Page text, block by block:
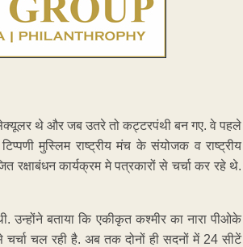
सेक्यूलर थे और जब उतरे तो कट्टरपंथी बन गए. वे पहले
मुस्लिम राष्ट्रीय मंच के संयोजक व राष्ट्रीय
रक्षाबंधन कार्यक्रम मे पत्रकारों से चर्चा कर रहे थे.
उन्होंने बताया कि एकीकृत कश्मीर का नारा पीओके
चल रही है. अब तक दोनों ही सदनों में 24 सीटें